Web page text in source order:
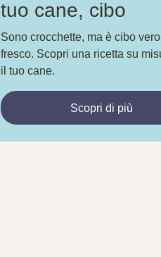
tuo cane, cibo
Sono crocchette, ma è cibo
fresco. Scopri una ricetta su
il tuo cane.
Scopri di più